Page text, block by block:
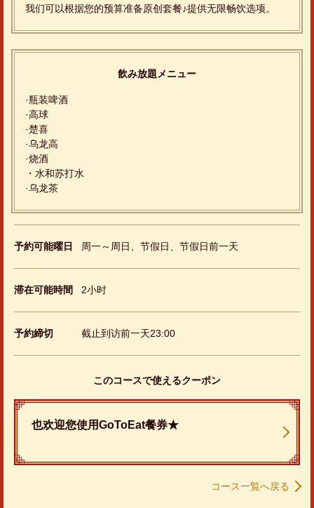
我们可以根据您的预算准备原创套餐♪提供无限畅饮选项。
飲み放題メニュー
·瓶装啤酒
·高球
·楚喜
·乌龙高
·烧酒
・水和苏打水
·乌龙茶
予約可能曜日 周一～周日、节假日、节假日前一天
滞在可能時間 2小时
予約締切 截止到访前一天23:00
このコースで使えるクーポン
也欢迎您使用GoToEat餐券★
コース一覧へ戻る
[仅限电话预约]符合您的预算♪矢场味线宴会套餐 | 台湾料
理 矢場味仙
愛知県名古屋市中区大須３丁目6-3
https://misenyaba.owst.jp/courses/24473035
閉じる